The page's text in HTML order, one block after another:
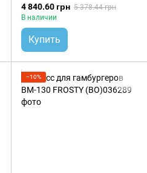
4 840.60 грн 5 378.44 грн
В наличии
Купить
−10%